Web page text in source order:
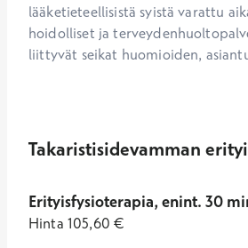
lääketieteellisistä syistä varattu
hoidolliset ja
liittyvät seikat huomioiden,
Takaristisidevamman
Erityisfysioterapia, enint. 30
Hinta 105,60 €